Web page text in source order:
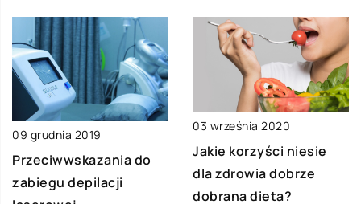
09 grudnia 2019
Przeciwwskazania do
zabiegu depilacji
03 września 2020
Jakie korzyści niesie
dla zdrowia dobrze
dobrana dieta?